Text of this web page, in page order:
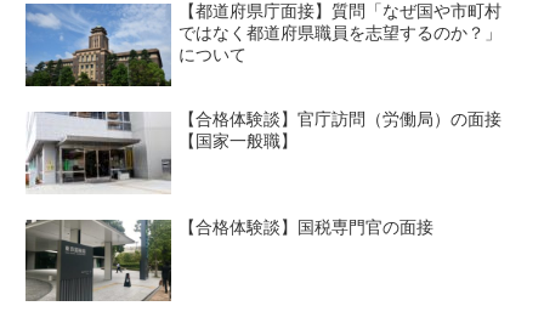
【都道府県庁面接】質問「なぜ国や市町村
ではなく都道府県職員を志望するのか？」
について
【合格体験談】官庁訪問（労働局）の面接
【国家一般職】
【合格体験談】国税専門官の面接